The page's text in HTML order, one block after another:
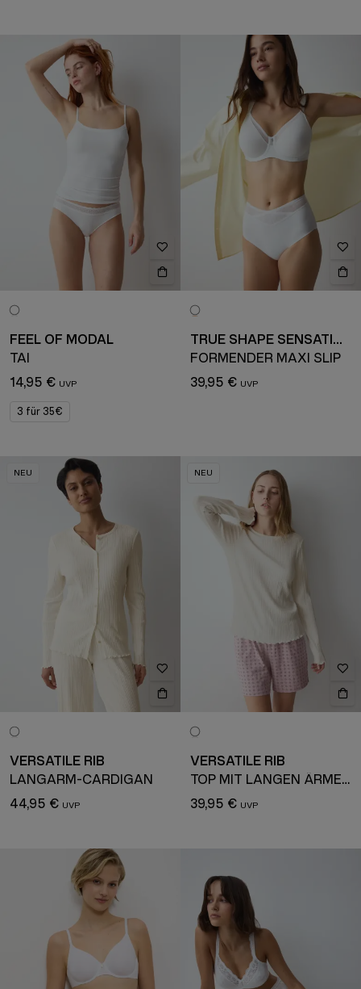
FEEL OF MODAL
TAI
14,95 €
3 für 35€
TRUE SHAPE SENSATION
FORMENDER MAXI SLIP
39,95 €
NEU
VERSATILE RIB
LANGARM-CARDIGAN
44,95 €
NEU
VERSATILE RIB
TOP MIT LANGEN ÄRMELN
39,95 €